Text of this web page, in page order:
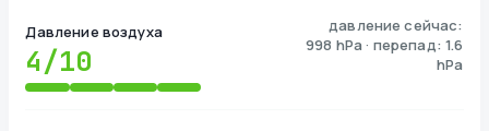
Давление воздуха
4/10
давление сейчас:
998 hPa · перепад: 1.6
hPa